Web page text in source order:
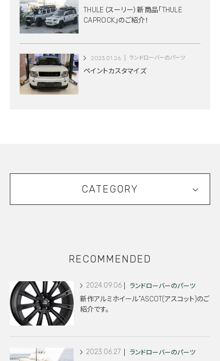
THULE（スーリー）新商品「THULE
CAPROCK」のご紹介！
2023.01.26 ランドローバーのパーツ
ペイントカスタマイズ
CATEGORY
RECOMMENDED
2024.09.06 ランドローバーのパーツ
新作アルミホイール”ASCOT(アスコット)のご
紹介です。
2023.06.27 ランドローバーのパーツ